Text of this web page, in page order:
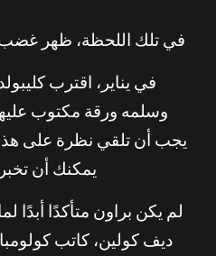
في تلك اللحظة، ظهر غضب
في يناير، اقترب
وسلمه ورقة مكتوب
يجب أن تلقي نظرة على هذا
يمكنك أن
لم يكن براون متأكدًا أبدًا
ديف كولين، كاتب